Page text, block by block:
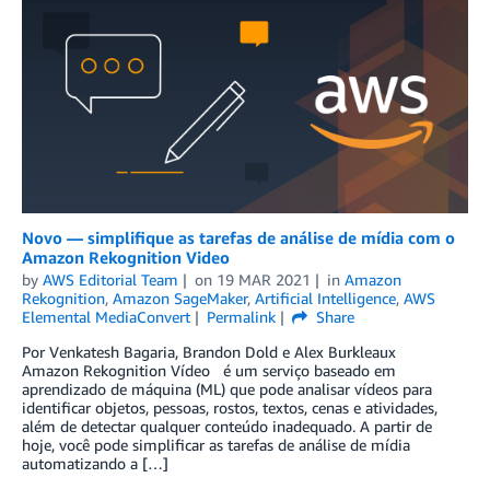
Novo — simplifique as tarefas de análise de mídia com o
Amazon Rekognition Video
by AWS Editorial Team on 19 MAR 2021 in Amazon
Rekognition, Amazon SageMaker, Artificial Intelligence, AWS
Elemental MediaConvert
Permalink
Share
Por Venkatesh Bagaria, Brandon Dold e Alex Burkleaux
Amazon Rekognition Vídeo é um serviço baseado em
aprendizado de máquina (ML) que pode analisar vídeos para
identificar objetos, pessoas, rostos, textos, cenas e atividades,
além de detectar qualquer conteúdo inadequado. A partir de
hoje, você pode simplificar as tarefas de análise de mídia
automatizando a […]